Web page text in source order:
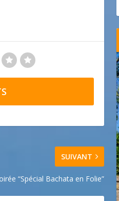
SUIVANT
“Spécial Bachata en Folie”